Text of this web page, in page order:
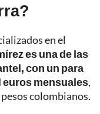
en el
es una de las
con un para
euros mensuales,
colombianos.